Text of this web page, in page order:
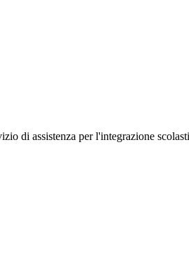
di assistenza per l'integrazione